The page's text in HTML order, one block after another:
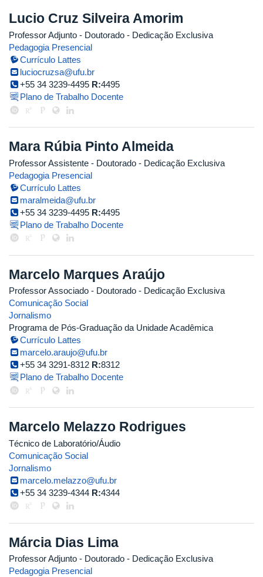
Lucio Cruz Silveira Amorim
Professor Adjunto - Doutorado - Dedicação Exclusiva
Pedagogia Presencial
Currículo Lattes
luciocruzsa@ufu.br
+55 34 3239-4495 R:4495
Plano de Trabalho Docente
Mara Rúbia Pinto Almeida
Professor Assistente - Doutorado - Dedicação Exclusiva
Pedagogia Presencial
Currículo Lattes
maralmeida@ufu.br
+55 34 3239-4495 R:4495
Plano de Trabalho Docente
Marcelo Marques Araújo
Professor Associado - Doutorado - Dedicação Exclusiva
Comunicação Social
Jornalismo
Programa de Pós-Graduação da Unidade Acadêmica
Currículo Lattes
marcelo.araujo@ufu.br
+55 34 3291-8312 R:8312
Plano de Trabalho Docente
Marcelo Melazzo Rodrigues
Técnico de Laboratório/Áudio
Comunicação Social
Jornalismo
marcelo.melazzo@ufu.br
+55 34 3239-4344 R:4344
Márcia Dias Lima
Professor Adjunto - Doutorado - Dedicação Exclusiva
Pedagogia Presencial